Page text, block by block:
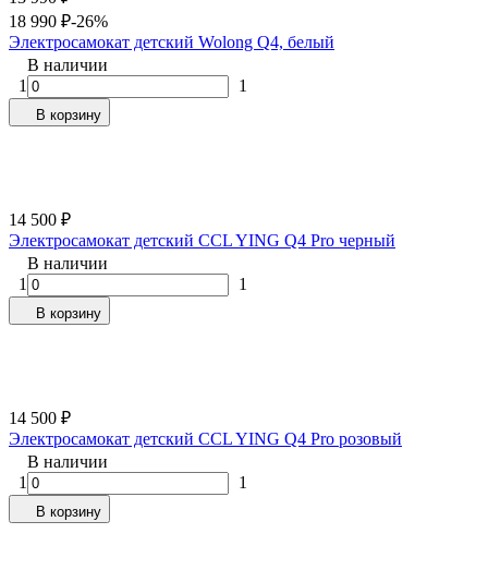
18 990 ₽-26%
Электросамокат детский Wolong Q4, белый
В наличии
1
1
В корзину
14 500 ₽
Электросамокат детский CCL YING Q4 Pro черный
В наличии
1
1
В корзину
14 500 ₽
Электросамокат детский CCL YING Q4 Pro розовый
В наличии
1
1
В корзину